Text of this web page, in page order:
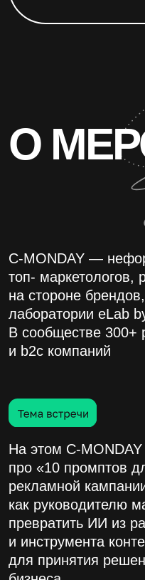
На этом C-MONDAY мы
рекламной кампании».
как руководителю
превратить ИИ из
и инструмента контент-
для принятия решений и
бизнеса
C-MONDAY —
топ- маркетологов,
на стороне брендов,
лаборатории eLab by
В сообществе 300+
и b2c компаний
19:00–20:00
велкам-дринк, фото,
знакомства